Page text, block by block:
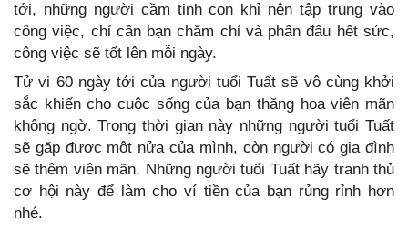
tới, những người cầm tinh con khỉ nên tập trung vào
công việc, chỉ cần bạn chăm chỉ và phấn đấu hết sức,
công việc sẽ tốt lên mỗi ngày.
Tử vi 60 ngày tới của người tuổi Tuất sẽ vô cùng khởi
sắc khiến cho cuộc sống của bạn thăng hoa viên mãn
không ngờ. Trong thời gian này những người tuổi Tuất
sẽ gặp được một nửa của mình, còn người có gia đình
sẽ thêm viên mãn. Những người tuổi Tuất hãy tranh thủ
cơ hội này để làm cho ví tiền của bạn rủng rỉnh hơn
nhé.